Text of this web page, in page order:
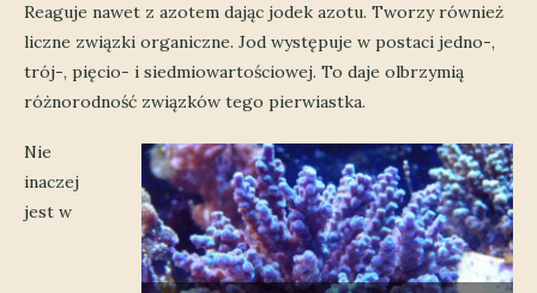
Reaguje nawet z azotem dając jodek azotu. Tworzy również
liczne związki organiczne. Jod występuje w postaci jedno-,
trój-, pięcio- i siedmiowartościowej. To daje olbrzymią
różnorodność związków tego pierwiastka.
Nie
inaczej
jest w